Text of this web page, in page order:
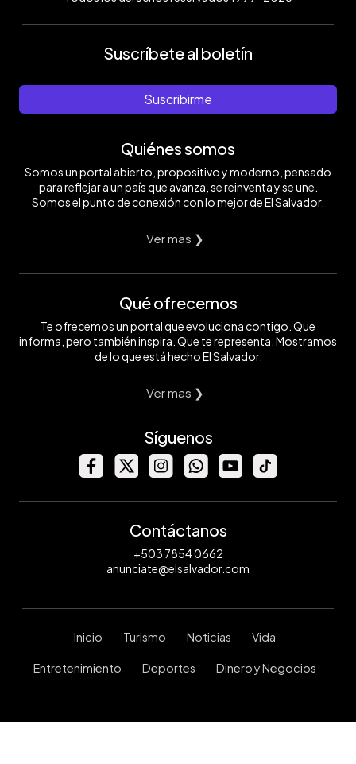
Suscríbete al boletín
Suscribirme
Quiénes somos
Somos un portal abierto, propositivo y moderno, pensado
para reflejar a un país que avanza, se reinventa y se une.
Somos el punto de conexión con lo mejor de El Salvador.
Ver mas ❯
Qué ofrecemos
Te ofrecemos un portal que evoluciona contigo. Que
informa, pero también inspira. Que te representa. Mostramos
de lo que está hecho El Salvador.
Ver mas ❯
Síguenos
Contáctanos
+503 7854 0662
anunciate@elsalvador.com
Inicio Turismo Noticias Vida
Entretenimiento Deportes Dinero y Negocios